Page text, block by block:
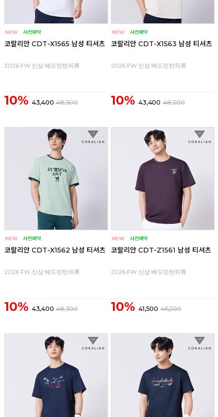
코랄리안 CDT-X1565 남성 티셔츠
2026 FW 신상 배드민턴의류
10% 43,400 48,300
코랄리안 CDT-X1563 남성 티셔츠
2026 FW 신상 배드민턴의류
10% 43,400 48,300
코랄리안 CDT-X1562 남성 티셔츠
2026 FW 신상 배드민턴의류
10% 43,400 48,300
코랄리안 CDT-Z1561 남성 티셔츠
2026 FW 신상 배드민턴의류
10% 41,500 46,200